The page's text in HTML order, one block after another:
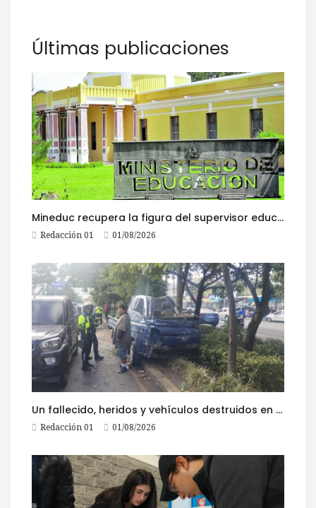
Últimas publicaciones
Mineduc recupera la figura del supervisor educativo con 968 plazas
Redacción 01 01/08/2026
Un fallecido, heridos y vehículos destruidos en accidentes registrados este 1 de agosto
Redacción 01 01/08/2026